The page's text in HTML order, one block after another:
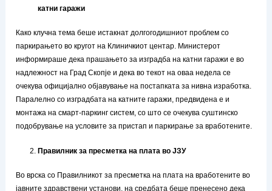
катни гаражи
Како клучна тема беше истакнат долгогодишниот проблем со
паркирањето во кругот на Клиничкиот центар. Министерот
информираше дека прашањето за изградба на катни гаражи е во
надлежност на Град Скопје и дека во текот на оваа недела се
очекува официјално објавување на постапката за нивна изработка.
Паралелно со изградбата на катните гаражи, предвидена е и
монтажа на смарт-паркинг систем, со што се очекува суштинско
подобрување на условите за пристап и паркирање за вработените.
Правилник за пресметка на плата во ЈЗУ
Во врска со Правилникот за пресметка на плата на вработените во
јавните здравствени установи, на средбата беше пренесено дека